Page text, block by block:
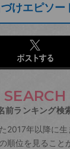
けエピソー
ポストする
SEARCH
前ランキング検
年以降に生
順位を見ること